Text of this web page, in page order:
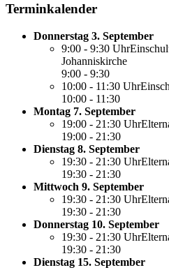
Terminkalender
Donnerstag 3. September
9:00 - 9:30
Johanniskirche
9:00 - 9:30
10:00 - 11:30
10:00 - 11:30
Montag 7. September
19:00 - 21:30
19:00 - 21:30
Dienstag 8. September
19:30 - 21:30
19:30 - 21:30
Mittwoch 9. September
19:30 - 21:30
19:30 - 21:30
Donnerstag 10. September
19:30 - 21:30
19:30 - 21:30
Dienstag 15. September